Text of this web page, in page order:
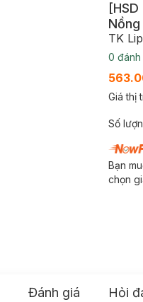
TK
0 đánh
Giá thị
Số
Bạn
chọn
Đánh giá Hỏi